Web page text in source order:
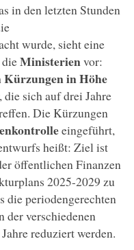
in den letzten Stunden
wurde, sieht eine
Ministerienvor:
Kürzungen in Höhe
sich auf drei Jahre
Die Kürzungen
eingeführt,
heißt: Ziel ist
öffentlichen Finanzen
2025-2029 zu
die periodengerechten
der verschiedenen
reduziert werden.